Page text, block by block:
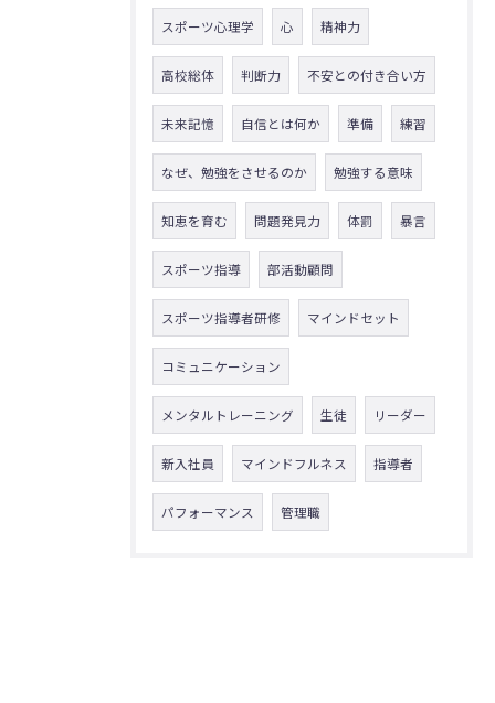
スポーツ心理学 心 精神力
高校総体 判断力 不安との付き合い方
未来記憶 自信とは何か 準備 練習
なぜ、勉強をさせるのか 勉強する意味
知恵を育む 問題発見力 体罰 暴言
スポーツ指導 部活動顧問
スポーツ指導者研修 マインドセット
コミュニケーション
メンタルトレーニング 生徒 リーダー
新入社員 マインドフルネス 指導者
パフォーマンス 管理職